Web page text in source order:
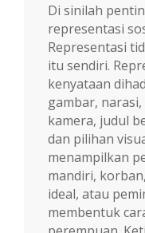
Di sinilah
representasi
Representasi
itu sendiri.
kenyataan
gambar,
kamera, judul
dan pilihan
menampilkan
mandiri,
ideal, atau
membentuk